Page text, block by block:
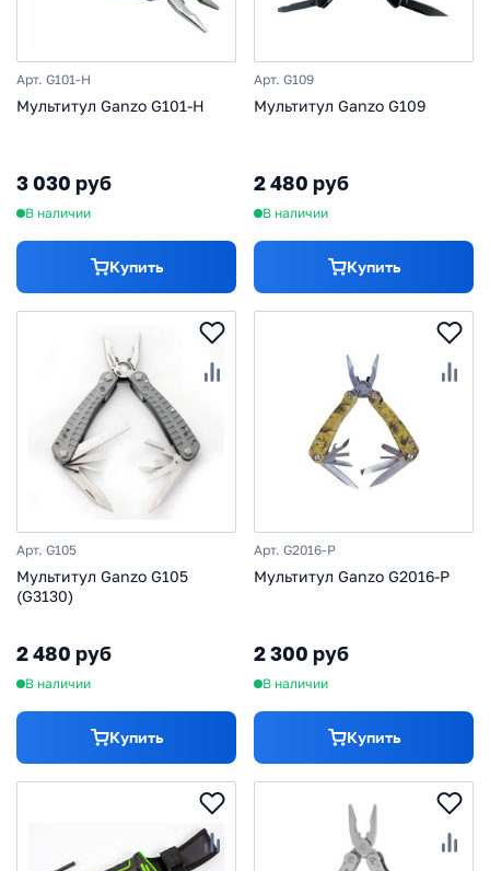
Арт. G101-H
Мультитул Ganzo G101-H
3 030 руб
В наличии
Купить
Арт. G109
Мультитул Ganzo G109
2 480 руб
В наличии
Купить
Арт. G105
Мультитул Ganzo G105
(G3130)
2 480 руб
В наличии
Купить
Арт. G2016-P
Мультитул Ganzo G2016-P
2 300 руб
В наличии
Купить